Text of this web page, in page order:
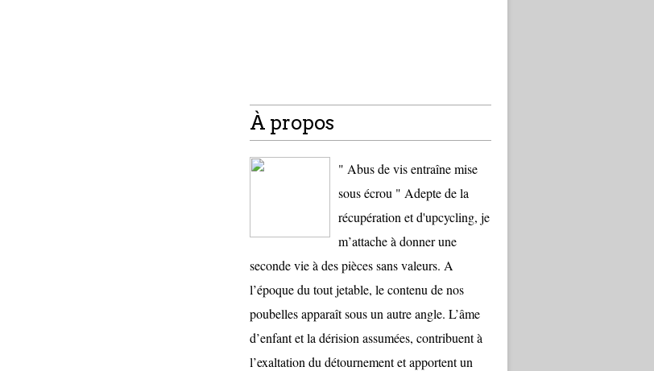
À propos
" Abus de vis entraîne mise
sous écrou " Adepte de la
récupération et d'upcycling, je
m’attache à donner une
seconde vie à des pièces sans valeurs. A
l’époque du tout jetable, le contenu de nos
poubelles apparaît sous un autre angle. L’âme
d’enfant et la dérision assumées, contribuent à
l’exaltation du détournement et apportent un